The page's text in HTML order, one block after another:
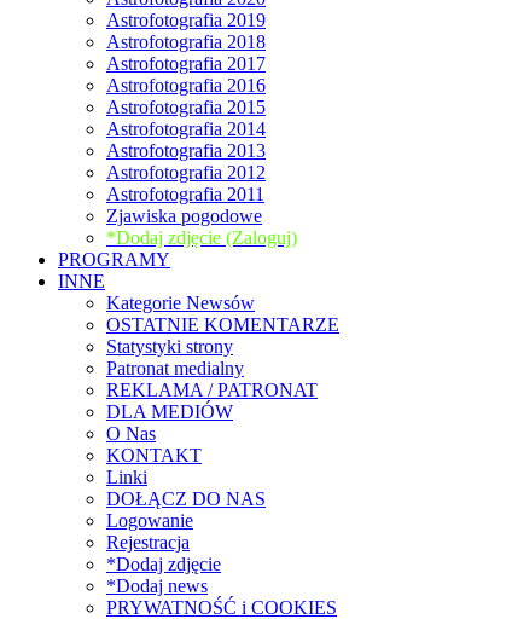
Astrofotografia 2019
Astrofotografia 2018
Astrofotografia 2017
Astrofotografia 2016
Astrofotografia 2015
Astrofotografia 2014
Astrofotografia 2013
Astrofotografia 2012
Astrofotografia 2011
Zjawiska pogodowe
*Dodaj zdjęcie (Zaloguj)
PROGRAMY
INNE
Kategorie Newsów
OSTATNIE KOMENTARZE
Statystyki strony
Patronat medialny
REKLAMA / PATRONAT
DLA MEDIÓW
O Nas
KONTAKT
Linki
DOŁĄCZ DO NAS
Logowanie
Rejestracja
*Dodaj zdjęcie
*Dodaj news
PRYWATNOŚĆ i COOKIES